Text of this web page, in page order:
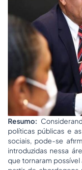
Resumo:
políticas públicas e
sociais, pode-se
introduzidas nessa
que tornaram possível